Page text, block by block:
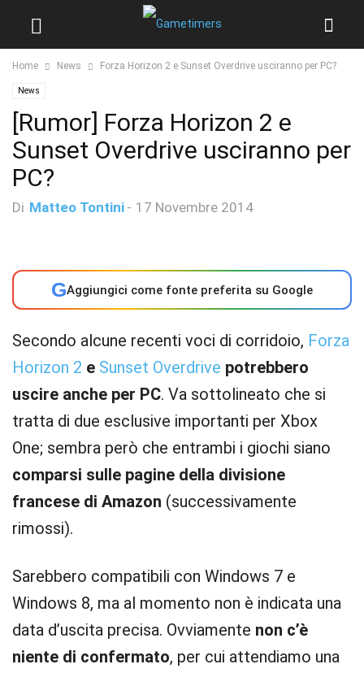
Home News Forza Horizon 2 e Sunset Overdrive usciranno per PC?
News
[Rumor] Forza Horizon 2 e
Sunset Overdrive usciranno per
PC?
Di Matteo Tontini - 17 Novembre 2014
GAggiungici come fonte preferita su Google
Secondo alcune recenti voci di corridoio, Forza
Horizon 2 e Sunset Overdrive potrebbero
uscire anche per PC. Va sottolineato che si
tratta di due esclusive importanti per Xbox
One; sembra però che entrambi i giochi siano
comparsi sulle pagine della divisione
francese di Amazon (successivamente
rimossi).
Sarebbero compatibili con Windows 7 e
Windows 8, ma al momento non è indicata una
data d’uscita precisa. Ovviamente non c’è
niente di confermato, per cui attendiamo una